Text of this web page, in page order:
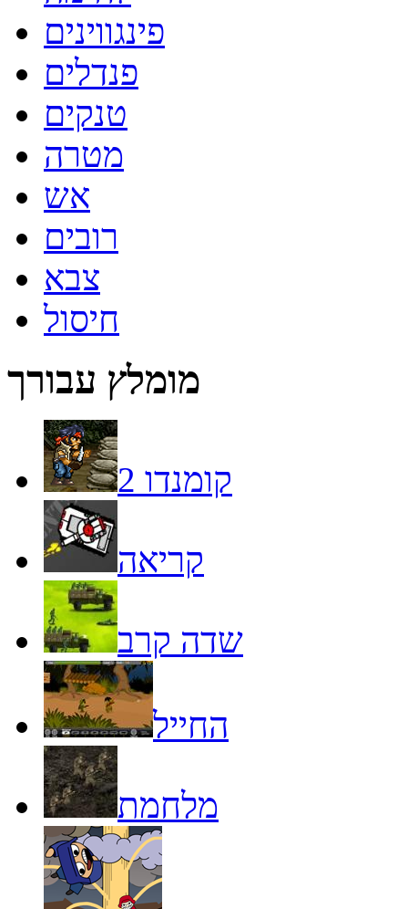
פינגווינים
פנדלים
טנקים
מטרה
אש
רובים
צבא
חיסול
מומלץ עבורך
קומנדו 2
קריאה
שדה קרב
החייל
מלחמת